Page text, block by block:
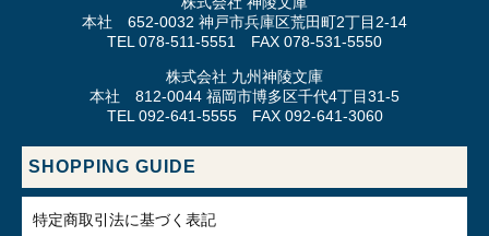
本社 652-0032 神戸市兵庫区荒田町2丁目2-14
TEL 078-511-5551 FAX 078-531-5550
株式会社 九州神陵文庫
本社 812-0044 福岡市博多区千代4丁目31-5
TEL 092-641-5555 FAX 092-641-3060
SHOPPING GUIDE
特定商取引法に基づく表記